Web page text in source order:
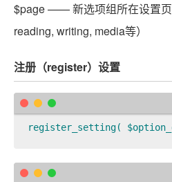
$page —— 新选项组所在设置
reading, writing, media等）
注册（register）设置
register_setting(